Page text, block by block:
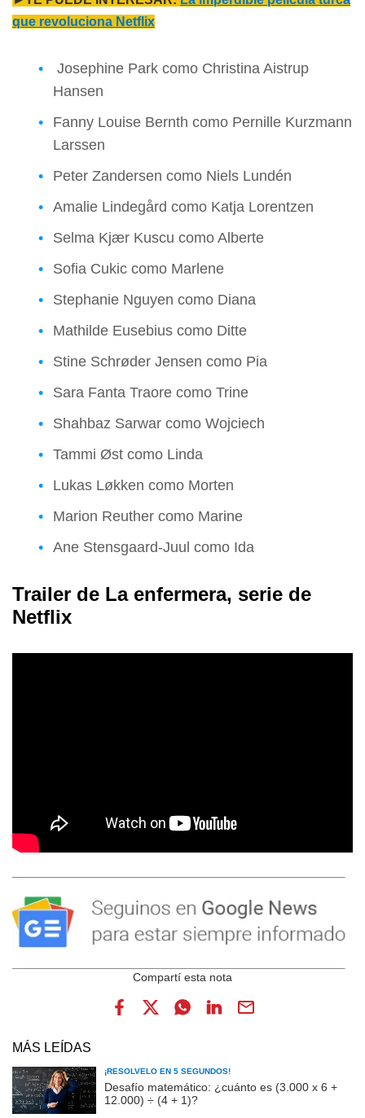
que revoluciona Netflix
Josephine Park como Christina Aistrup
Hansen
Fanny Louise Bernth como Pernille Kurzmann
Larssen
Peter Zandersen como Niels Lundén
Amalie Lindegård como Katja Lorentzen
Selma Kjær Kuscu como Alberte
Sofia Cukic como Marlene
Stephanie Nguyen como Diana
Mathilde Eusebius como Ditte
Stine Schrøder Jensen como Pia
Sara Fanta Traore como Trine
Shahbaz Sarwar como Wojciech
Tammi Øst como Linda
Lukas Løkken como Morten
Marion Reuther como Marine
Ane Stensgaard-Juul como Ida
Trailer de La enfermera, serie de
Netflix
MÁS LEÍDAS
¡RESOLVELO EN 5 SEGUNDOS!
Desafío matemático: ¿cuánto es (3.000 x 6 +
12.000) ÷ (4 + 1)?